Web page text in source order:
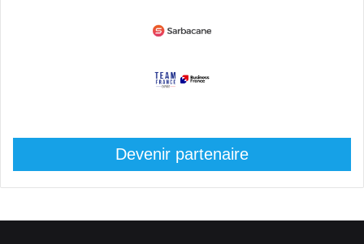
Devenir partenaire